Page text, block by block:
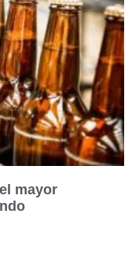
mayor